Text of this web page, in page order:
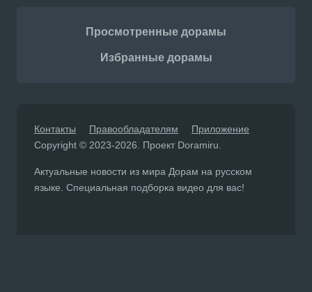
Просмотренные дорамы
Избранные дорамы
Контакты Правообладателям
Приложение
Copyright © 2023-2026. Проект Doramiru.
Актуальные новости из мира Дорам на русском
языке. Специальная подборка видео для вас!